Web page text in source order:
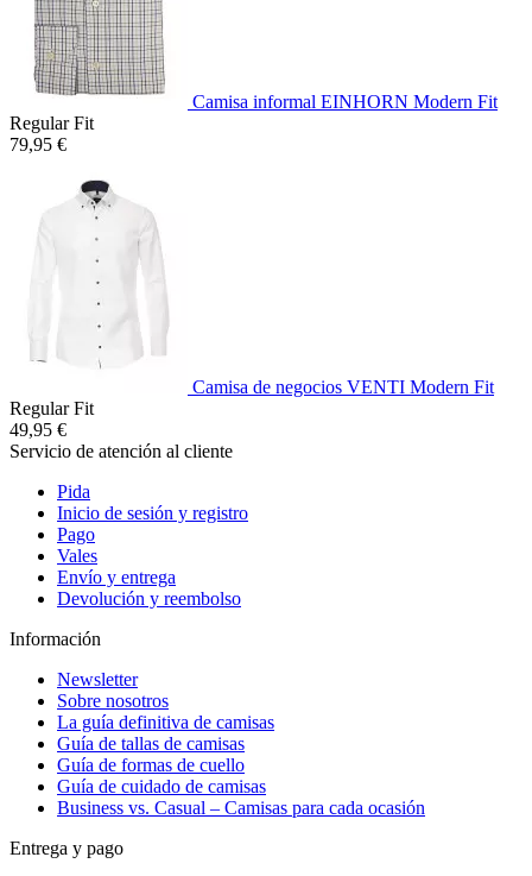
Camisa informal EINHORN Modern Fit
Regular Fit
79,95 €
Camisa de negocios VENTI Modern Fit
Regular Fit
49,95 €
Servicio de atención al cliente
Pida
Inicio de sesión y registro
Pago
Vales
Envío y entrega
Devolución y reembolso
Información
Newsletter
Sobre nosotros
La guía definitiva de camisas
Guía de tallas de camisas
Guía de formas de cuello
Guía de cuidado de camisas
Business vs. Casual – Camisas para cada ocasión
Entrega y pago